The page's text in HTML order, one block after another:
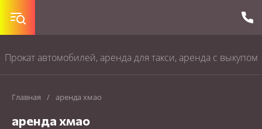
Прокат автомобилей, аренда для такси, аренда с выкупом
Главная / аренда хмао
аренда хмао